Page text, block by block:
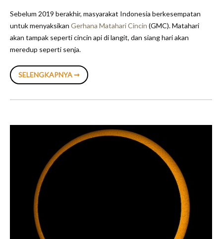
Sebelum 2019 berakhir, masyarakat Indonesia berkesempatan
untuk menyaksikan Gerhana Matahari Cincin (GMC). Matahari
akan tampak seperti cincin api di langit, dan siang hari akan
meredup seperti senja.
SELENGKAPNYA ➞INFOGRAFIK:
GERHANA